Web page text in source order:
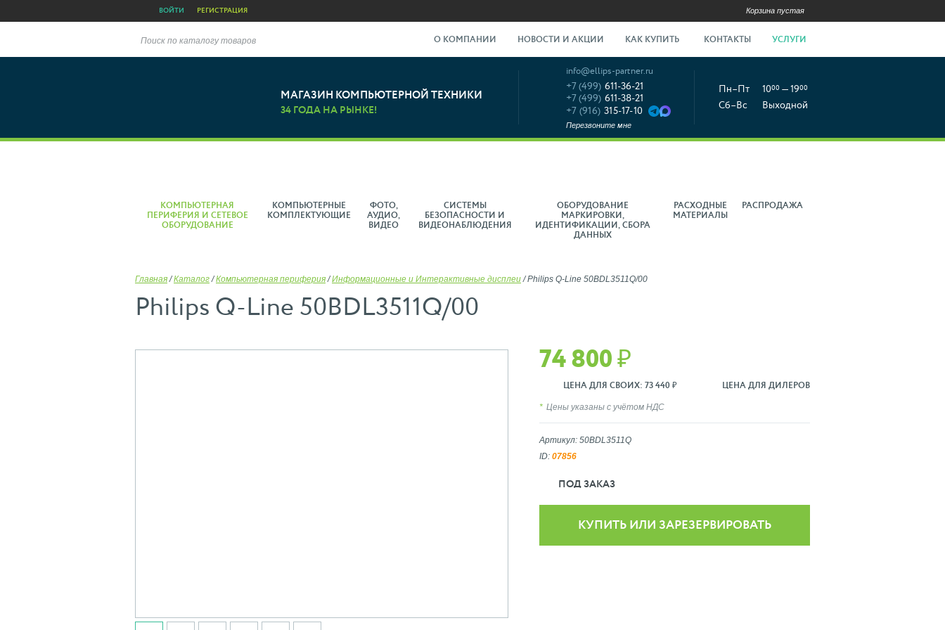
ВОЙТИ РЕГИСТРАЦИЯ Корзина пустая
Поиск по каталогу товаров О КОМПАНИИ НОВОСТИ И АКЦИИ КАК КУПИТЬ КОНТАКТЫ УСЛУГИ
МАГАЗИН КОМПЬЮТЕРНОЙ ТЕХНИКИ
34 ГОДА НА РЫНКЕ!
info@ellips-partner.ru
+7 (499) 611-36-21
+7 (499) 611-38-21
+7 (916) 315-17-10
Перезвоните мне
Пн–Пт 1000 — 1900
Сб–Вс Выходной
КОМПЬЮТЕРНАЯ
ПЕРИФЕРИЯ И СЕТЕВОЕ
ОБОРУДОВАНИЕ
КОМПЬЮТЕРНЫЕ
КОМПЛЕКТУЮЩИЕ
ФОТО,
АУДИО,
ВИДЕО
СИСТЕМЫ
БЕЗОПАСНОСТИ И
ВИДЕОНАБЛЮДЕНИЯ
ОБОРУДОВАНИЕ
МАРКИРОВКИ,
ИДЕНТИФИКАЦИИ, СБОРА
ДАННЫХ
РАСХОДНЫЕ
МАТЕРИАЛЫ
РАСПРОДАЖА
Главная /Каталог /Компьютерная периферия /Информационные и Интерактивные дисплеи /Philips Q-Line 50BDL3511Q/00
Philips Q-Line 50BDL3511Q/00
74 800 ₽
ЦЕНА ДЛЯ СВОИХ: 73 440 ₽ ЦЕНА ДЛЯ ДИЛЕРОВ
Цены указаны с учётом НДС
Артикул: 50BDL3511Q
ID: 07856
ПОД ЗАКАЗ
КУПИТЬ ИЛИ ЗАРЕЗЕРВИРОВАТЬ